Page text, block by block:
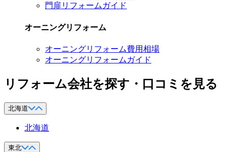
門扉リフォームガイド
オーニングリフォーム
オーニングリフォーム費用相場
オーニングリフォームガイド
リフォーム会社を探す・口コミを見る
北海道
北海道
東北